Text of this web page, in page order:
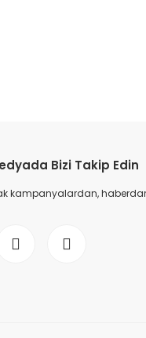
Bizi Takip Edin
kampanyalardan,